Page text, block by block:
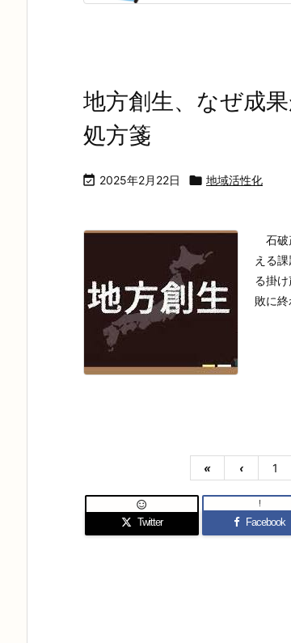
地方創生、なぜ成
処方箋
 2025年2月22日  地域活性化
石破
える
る掛
敗に
« ‹ 1
Twitter

Facebook
!